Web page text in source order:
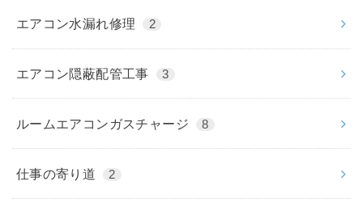
エアコン水漏れ修理 2
エアコン隠蔽配管工事 3
ルームエアコンガスチャージ 8
仕事の寄り道 2